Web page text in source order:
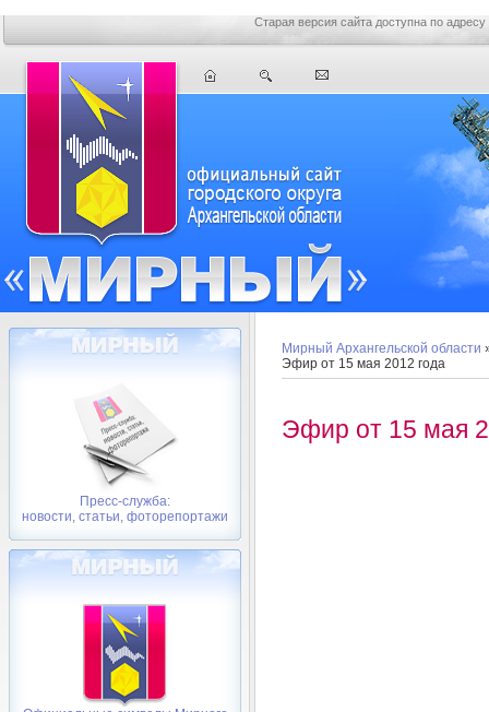
Старая версия сайта доступна по адресу
Пресс-служба:
новости, статьи, фоторепортажи
Мирный Архангельской области
Эфир от 15 мая 2012 года
Эфир от 15 мая